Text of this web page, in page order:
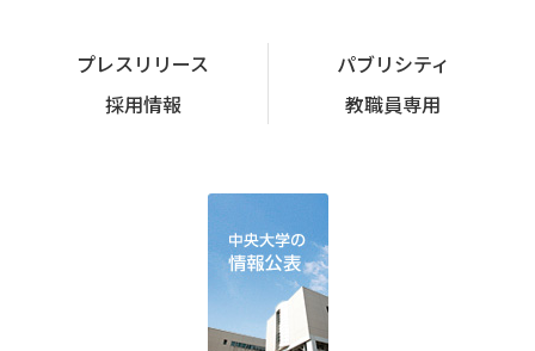
プレスリリース
パブリシティ
採用情報
教職員専用